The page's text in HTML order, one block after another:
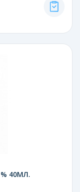
40МЛ.